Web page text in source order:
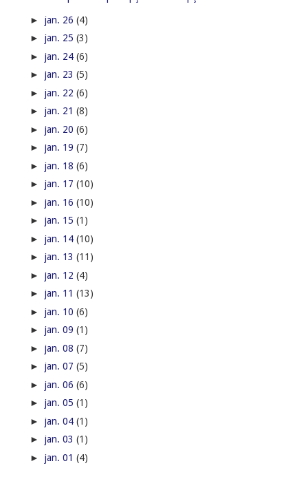
► jan. 26 (4)
► jan. 25 (3)
► jan. 24 (6)
► jan. 23 (5)
► jan. 22 (6)
► jan. 21 (8)
► jan. 20 (6)
► jan. 19 (7)
► jan. 18 (6)
► jan. 17 (10)
► jan. 16 (10)
► jan. 15 (1)
► jan. 14 (10)
► jan. 13 (11)
► jan. 12 (4)
► jan. 11 (13)
► jan. 10 (6)
► jan. 09 (1)
► jan. 08 (7)
► jan. 07 (5)
► jan. 06 (6)
► jan. 05 (1)
► jan. 04 (1)
► jan. 03 (1)
► jan. 01 (4)